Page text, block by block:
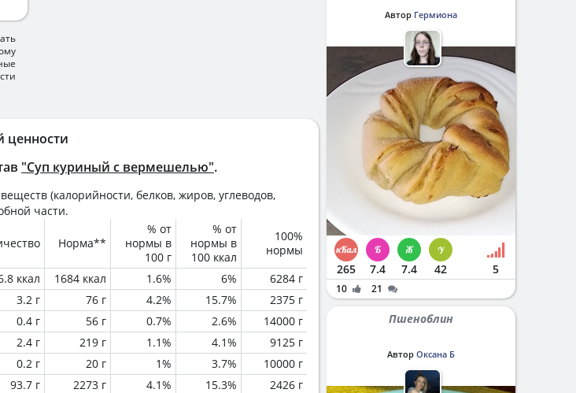
ценности
"Суп куриный с вермешелью".
(калорийности, белков, жиров, углеводов,
части.
Норма**
% от
нормы в
100 г
% от
нормы в
100 ккал
100%
нормы
ккал 1684 ккал 1.6% 6%
6284 г
3.2 г 76 г 4.2% 15.7%
2375 г
0.4 г 56 г 0.7% 2.6%
14000 г
2.4 г 219 г 1.1% 4.1%
9125 г
0.2 г 20 г 1% 3.7%
10000 г
93.7 г 2273 г 4.1% 15.3%
2426 г
Автор Гермиона
265 7.4 7.4 42 5
10 21
Пшеноблин
Автор Оксана Б